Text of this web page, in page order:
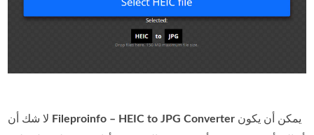
Fileproinfo – HEIC to JPG Converter